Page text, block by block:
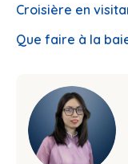
Croisière en
Que faire à la